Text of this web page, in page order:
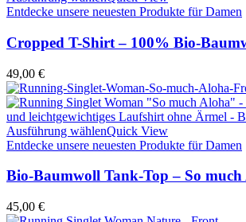
Entdecke unsere neuesten Produkte für Damen
Cropped T-Shirt – 100% Bio-
49,00 €
Ausführung wählenQuick View
Entdecke unsere neuesten Produkte für Damen
Bio-Baumwoll Tank-Top – So
45,00 €